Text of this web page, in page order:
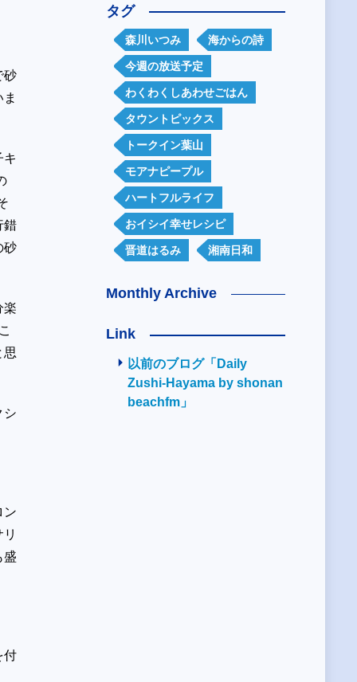
砂
キ
錯
砂
楽
思
シ
ン
盛
付
タグ
森川いつみ 海からの詩
今週の放送予定
わくわくしあわせごはん
タウントピックス
トークイン葉山
モアナピープル
ハートフルライフ
おイシイ幸せレシピ
晋道はるみ 湘南日和
Monthly Archive
Link
以前のブログ「Daily
Zushi-Hayama by shonan
beachfm」